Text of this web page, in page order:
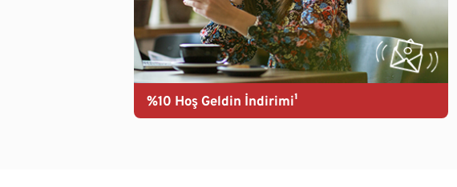
%10 Hoş Geldin İndirimi¹